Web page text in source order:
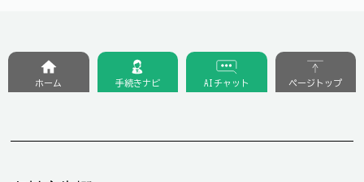
ホーム 手続きナビ AIチャット ページトップ